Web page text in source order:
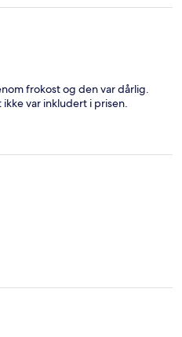
frokost og den var dårlig.
var inkludert i prisen.